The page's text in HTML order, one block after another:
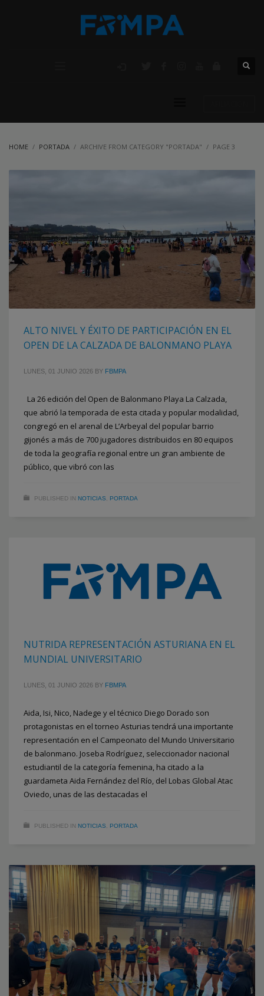
HOME PORTADA ARCHIVE FROM CATEGORY "PORTADA" PAGE 3
ALTO NIVEL Y ÉXITO DE PARTICIPACIÓN EN EL
OPEN DE LA CALZADA DE BALONMANO PLAYA
LUNES, 01 JUNIO 2026 BY FBMPA
La 26 edición del Open de Balonmano Playa La Calzada,
que abrió la temporada de esta citada y popular modalidad,
congregó en el arenal de L’Arbeyal del popular barrio
gijonés a más de 700 jugadores distribuidos en 80 equipos
de toda la geografía regional entre un gran ambiente de
público, que vibró con las
PUBLISHED IN NOTICIAS PORTADA
NUTRIDA REPRESENTACIÓN ASTURIANA EN EL
MUNDIAL UNIVERSITARIO
LUNES, 01 JUNIO 2026 BY FBMPA
Aida, Isi, Nico, Nadege y el técnico Diego Dorado son
protagonistas en el torneo Asturias tendrá una importante
representación en el Campeonato del Mundo Universitario
de balonmano. Joseba Rodríguez, seleccionador nacional
estudiantil de la categoría femenina, ha citado a la
guardameta Aida Fernández del Río, del Lobas Global Atac
Oviedo, unas de las destacadas el
PUBLISHED IN NOTICIAS PORTADA